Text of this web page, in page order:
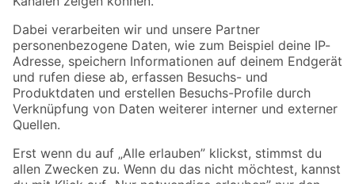
Folge uns
Zahlungsarten Versandarten
Sicher einkaufen